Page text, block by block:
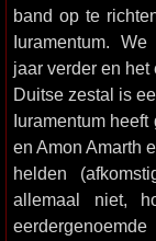
band op te
Iuramentum.
jaar verder en
Duitse zestal is
Iuramentum
en Amon Amarth
helden
allemaal niet,